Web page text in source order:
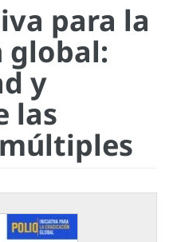
para la
global:
y
las